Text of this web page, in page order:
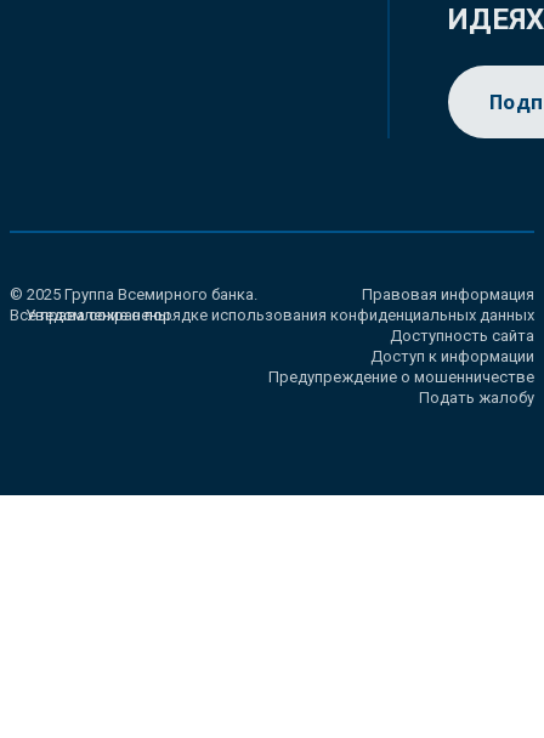
ИДЕЯХ
© 2025 Группа Всемирного банка.
Все права сохранены.
Правовая информация
Уведомление о порядке использования конфиденциальных данных
Доступность сайта
Доступ к информации
Предупреждение о мошенничестве
Подать жалобу